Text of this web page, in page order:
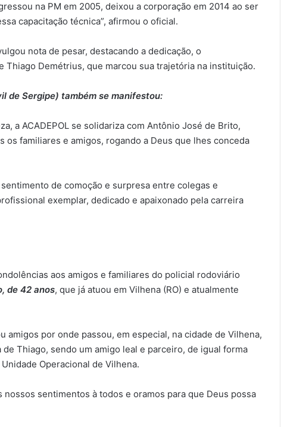
na PM em 2005, deixou a corporação em 2014 ao ser
capacitação técnica”, afirmou o oficial.
nota de pesar, destacando a dedicação, o
Thiago Demétrius, que marcou sua trajetória na instituição.
de Sergipe) também se manifestou:
a ACADEPOL se solidariza com Antônio José de Brito,
os familiares e amigos, rogando a Deus que lhes conceda
de comoção e surpresa entre colegas e
exemplar, dedicado e apaixonado pela carreira
aos amigos e familiares do policial rodoviário
de 42 anos, que já atuou em Vilhena (RO) e atualmente
amigos por onde passou, em especial, na cidade de Vilhena,
Thiago, sendo um amigo leal e parceiro, de igual forma
Operacional de Vilhena.
sentimentos à todos e oramos para que Deus possa